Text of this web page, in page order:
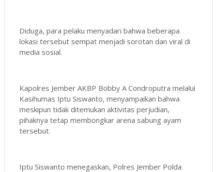
Diduga, para pelaku menyadari bahwa beberapa
lokasi tersebut sempat menjadi sorotan dan viral di
media sosial.
Kapolres Jember AKBP Bobby A Condroputra melalui
Kasihumas Iptu Siswanto, menyampaikan bahwa
meskipun tidak ditemukan aktivitas perjudian,
pihaknya tetap membongkar arena sabung ayam
tersebut.
Iptu Siswanto menegaskan, Polres Jember Polda